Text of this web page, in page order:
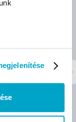
E4 felkaros
22-42 cm)